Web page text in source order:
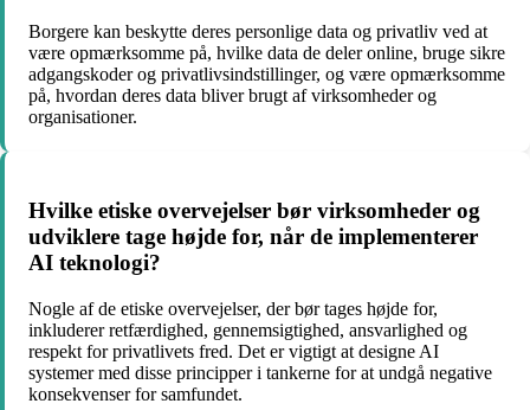
Borgere kan beskytte deres personlige data og privatliv ved at
være opmærksomme på, hvilke data de deler online, bruge sikre
adgangskoder og privatlivsindstillinger, og være opmærksomme
på, hvordan deres data bliver brugt af virksomheder og
organisationer.
Hvilke etiske overvejelser bør virksomheder og
udviklere tage højde for, når de implementerer
AI teknologi?
Nogle af de etiske overvejelser, der bør tages højde for,
inkluderer retfærdighed, gennemsigtighed, ansvarlighed og
respekt for privatlivets fred. Det er vigtigt at designe AI
systemer med disse principper i tankerne for at undgå negative
konsekvenser for samfundet.